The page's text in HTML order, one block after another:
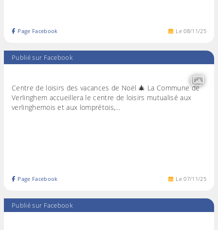
Le08/11/25
Page Facebook
Publié sur Facebook
Centre de loisirs des vacances de Noël 🎄 La Commune de
Verlinghem accueillera le centre de loisirs mutualisé aux
verlinghemois et aux lomprétois,…
Le07/11/25
Page Facebook
Publié sur Facebook